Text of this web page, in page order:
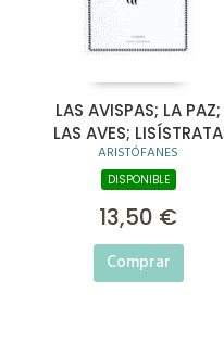
LAS AVISPAS; LA PAZ;
LAS AVES; LISÍSTRATA
ARISTÓFANES
DISPONIBLE
13,50 €
Comprar